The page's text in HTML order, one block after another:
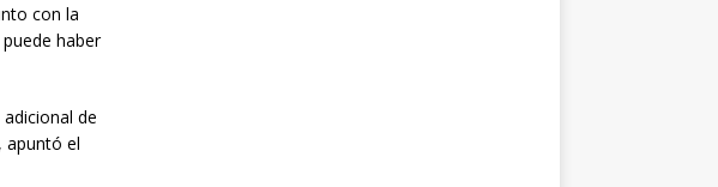
con la
haber
de
apuntó el